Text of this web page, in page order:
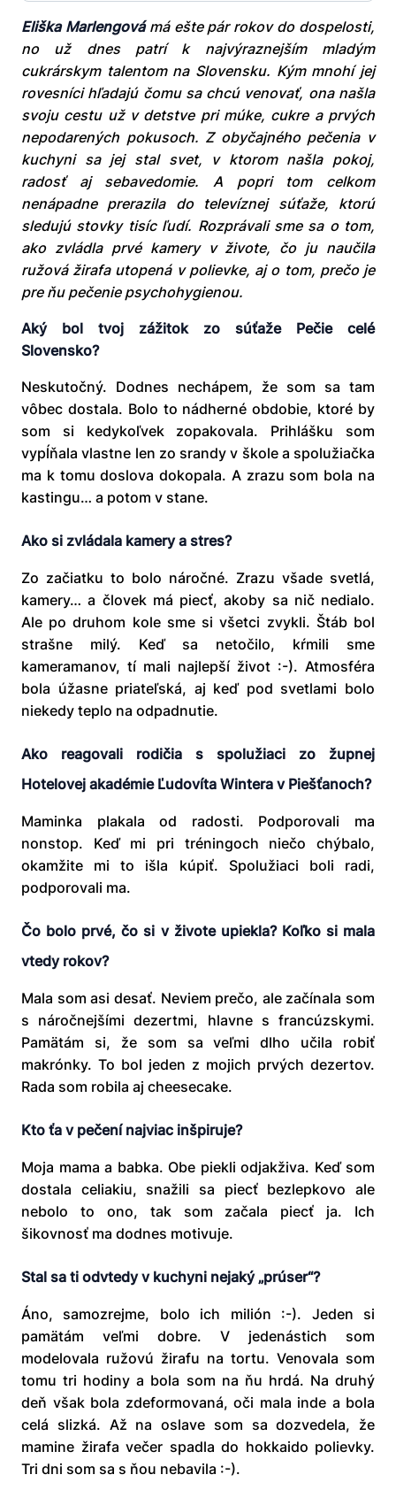
Eliška Marlengovámá ešte pár rokov do dospelosti,
no už dnes patrí k najvýraznejším mladým
cukrárskym talentom na Slovensku. Kým mnohí jej
rovesníci hľadajú čomu sa chcú venovať, ona našla
svoju cestu už v detstve pri múke, cukre a prvých
nepodarených pokusoch. Z obyčajného pečenia v
kuchyni sa jej stal svet, v ktorom našla pokoj,
radosť aj sebavedomie. A popri tom celkom
nenápadne prerazila do televíznej súťaže, ktorú
sledujú stovky tisíc ľudí. Rozprávali sme sa o tom,
ako zvládla prvé kamery v živote, čo ju naučila
ružová žirafa utopená v polievke, aj o tom, prečo je
pre ňu pečenie psychohygienou.
Aký bol tvoj zážitok zo súťaže Pečie celé
Slovensko?
Neskutočný. Dodnes nechápem, že som sa tam
vôbec dostala. Bolo to nádherné obdobie, ktoré by
som si kedykoľvek zopakovala. Prihlášku som
vypĺňala vlastne len zo srandy v škole a spolužiačka
ma k tomu doslova dokopala. A zrazu som bola na
kastingu… a potom v stane.
Ako si zvládala kamery a stres?
Zo začiatku to bolo náročné. Zrazu všade svetlá,
kamery… a človek má piecť, akoby sa nič nedialo.
Ale po druhom kole sme si všetci zvykli. Štáb bol
strašne milý. Keď sa netočilo, kŕmili sme
kameramanov, tí mali najlepší život :-). Atmosféra
bola úžasne priateľská, aj keď pod svetlami bolo
niekedy teplo na odpadnutie.
Ako reagovali rodičia s spolužiaci zo župnej
Hotelovej akadémie Ľudovíta Wintera v Piešťanoch?
Maminka plakala od radosti. Podporovali ma
nonstop. Keď mi pri tréningoch niečo chýbalo,
okamžite mi to išla kúpiť. Spolužiaci boli radi,
podporovali ma.
Čo bolo prvé, čo si v živote upiekla? Koľko si mala
vtedy rokov?
Mala som asi desať. Neviem prečo, ale začínala som
s náročnejšími dezertmi, hlavne s francúzskymi.
Pamätám si, že som sa veľmi dlho učila robiť
makrónky. To bol jeden z mojich prvých dezertov.
Rada som robila aj cheesecake.
Kto ťa v pečení najviac inšpiruje?
Moja mama a babka. Obe piekli odjakživa. Keď som
dostala celiakiu, snažili sa piecť bezlepkovo ale
nebolo to ono, tak som začala piecť ja. Ich
šikovnosť ma dodnes motivuje.
Stal sa ti odvtedy v kuchyni nejaký „prúser“?
Áno, samozrejme, bolo ich milión :-). Jeden si
pamätám veľmi dobre. V jedenástich som
modelovala ružovú žirafu na tortu. Venovala som
tomu tri hodiny a bola som na ňu hrdá. Na druhý
deň však bola zdeformovaná, oči mala inde a bola
celá slizká. Až na oslave som sa dozvedela, že
mamine žirafa večer spadla do hokkaido polievky.
Tri dni som sa s ňou nebavila :-).